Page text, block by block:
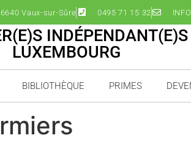
Vaux-sur-Sûre 0495 71 15 32
LUXEMBOURG
BIBLIOTHÈQUE PRIMES